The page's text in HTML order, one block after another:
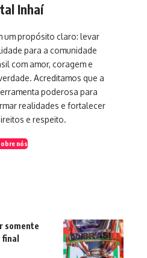
Inhaí
um propósito claro: levar
para a comunidade
com amor, coragem e
Acreditamos que a
poderosa para
realidades e fortalecer
e respeito.
nós
somente